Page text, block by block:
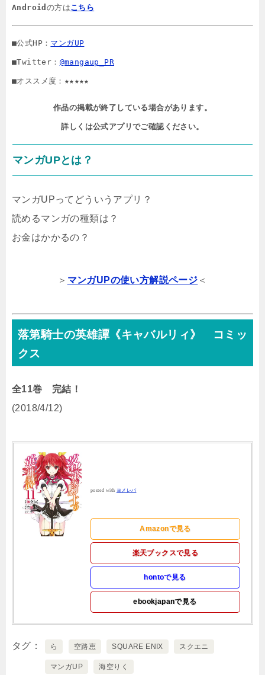
Android の方はこちら
■公式HP： マンガUP
■Twitter： @mangaup_PR
■オススメ度：★★★★★
作品の掲載が終了している場合があります。
詳しくは公式アプリでご確認ください。
マンガUPとは？
マンガUPってどういうアプリ？
読めるマンガの種類は？
お金はかかるの？
＞ マンガUPの使い方解説ページ ＜
落第騎士の英雄譚《キャバルリィ》 コミッ
クス
全11巻 完結！
(2018/4/12)
posted with ヨメレバ
Amazonで見る
楽天ブックスで見る
hontoで見る
ebookjapanで見る
タグ ら 空路恵 SQUARE ENIX スクエニ
マンガUP 海空りく